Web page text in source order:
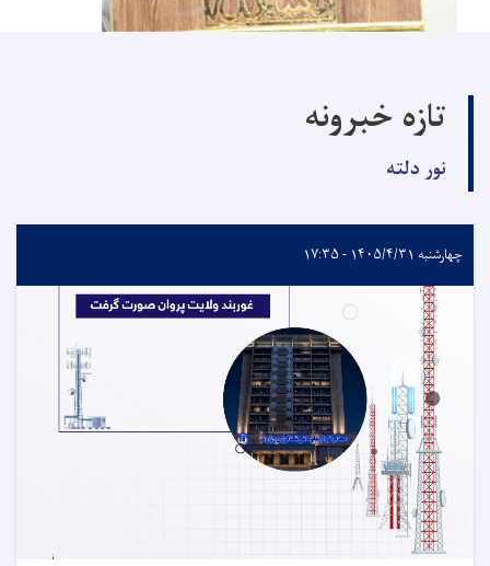
تازه خبرونه
نور دلته
چهارشنبه ۱۴۰۵/۴/۳۱ - ۱۷:۳۵